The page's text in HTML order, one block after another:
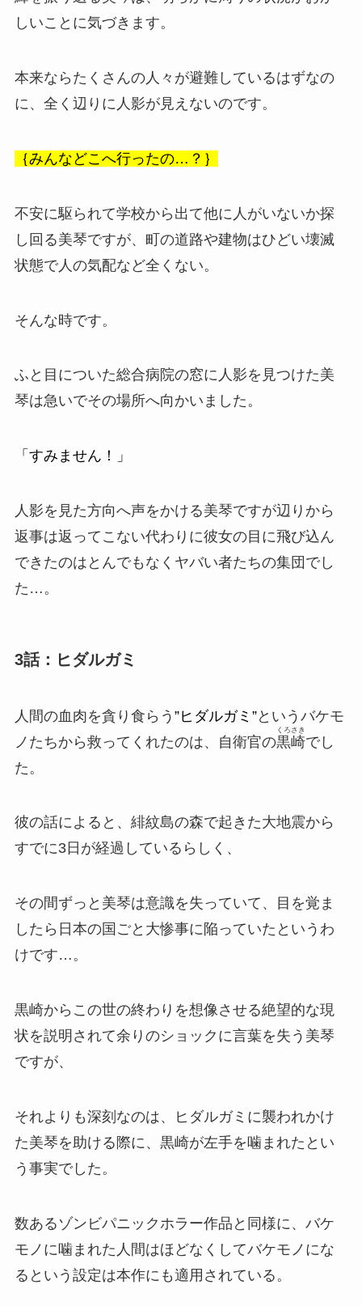
しいことに気づきます。
本来ならたくさんの人々が避難しているはずなの
に、全く辺りに人影が見えないのです。
｛みんなどこへ行ったの…？｝
不安に駆られて学校から出て他に人がいないか探
し回る美琴ですが、町の道路や建物はひどい壊滅
状態で人の気配など全くない。
そんな時です。
ふと目についた総合病院の窓に人影を見つけた美
琴は急いでその場所へ向かいました。
「すみません！」
人影を見た方向へ声をかける美琴ですが辺りから
返事は返ってこない代わりに彼女の目に飛び込ん
できたのはとんでもなく ヤバい者たちの集団でし
た…。
3話：ヒダルガミ
人間の血肉を貪り食らう ”ヒダルガミ”というバケモ
ノたちから救ってくれたのは、自衛官の黒崎
くろさき
でし
た。
彼の話によると、緋紋島の森で起きた大地震から
すでに3日が経過しているらしく、
その間ずっと美琴は意識を失っていて、目を覚ま
したら日本の国ごと大惨事に陥っていたというわ
けです…。
黒崎からこの世の終わりを想像させる絶望的な現
状を説明されて余りのショックに言葉を失う美琴
ですが、
それよりも深刻なのは、ヒダルガミに襲われかけ
た美琴を助ける際に、黒崎が左手を噛まれたとい
う事実でした。
数あるゾンビパニックホラー作品と同様に、バケ
モノに噛まれた人間はほどなくしてバケモノにな
るという設定は本作にも適用されている。